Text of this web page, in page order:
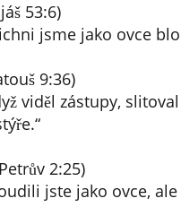
53:6)
jsme jako ovce
9:36)
viděl zástupy,
2:25)
jste jako ovce,